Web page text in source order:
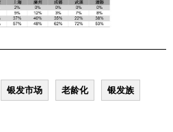
银发市场 老龄化 银发族